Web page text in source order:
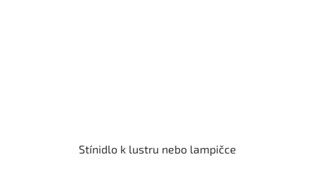
Stínidlo k lustru nebo lampičce